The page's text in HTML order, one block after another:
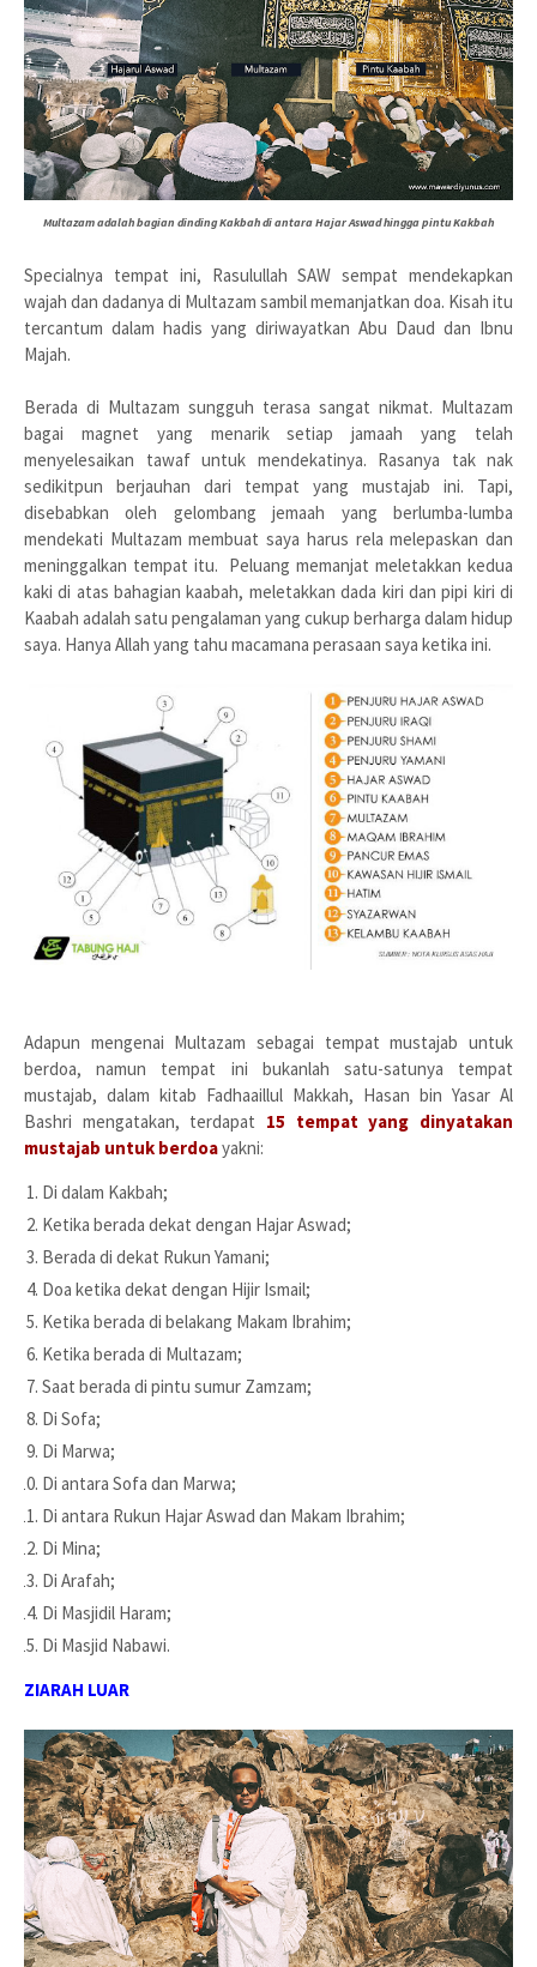
Multazam adalah bagian dinding Kakbah di antara Hajar Aswad hingga pintu Kakbah
Specialnya tempat ini, Rasulullah SAW sempat mendekapkan
wajah dan dadanya di Multazam sambil memanjatkan doa. Kisah itu
tercantum dalam hadis yang diriwayatkan Abu Daud dan Ibnu
Majah.
Berada di Multazam sungguh terasa sangat nikmat. Multazam
bagai magnet yang menarik setiap jamaah yang telah
menyelesaikan tawaf untuk mendekatinya. Rasanya tak nak
sedikitpun berjauhan dari tempat yang mustajab ini. Tapi,
disebabkan oleh gelombang jemaah yang berlumba-lumba
mendekati Multazam membuat saya harus rela melepaskan dan
meninggalkan tempat itu. Peluang memanjat meletakkan kedua
kaki di atas bahagian kaabah, meletakkan dada kiri dan pipi kiri di
Kaabah adalah satu pengalaman yang cukup berharga dalam hidup
saya. Hanya Allah yang tahu macamana perasaan saya ketika ini.
Adapun mengenai Multazam sebagai tempat mustajab untuk
berdoa, namun tempat ini bukanlah satu-satunya tempat
mustajab, dalam kitab Fadhaaillul Makkah, Hasan bin Yasar Al
Bashri mengatakan, terdapat 15 tempat yang dinyatakan
mustajab untuk berdoayakni:
Di dalam Kakbah;
Ketika berada dekat dengan Hajar Aswad;
Berada di dekat Rukun Yamani;
Doa ketika dekat dengan Hijir Ismail;
Ketika berada di belakang Makam Ibrahim;
Ketika berada di Multazam;
Saat berada di pintu sumur Zamzam;
Di Sofa;
Di Marwa;
Di antara Sofa dan Marwa;
Di antara Rukun Hajar Aswad dan Makam Ibrahim;
Di Mina;
Di Arafah;
Di Masjidil Haram;
Di Masjid Nabawi.
ZIARAH LUAR